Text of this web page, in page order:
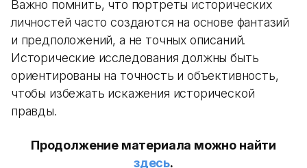
Важно помнить, что портреты исторических
личностей часто создаются на основе фантазий
и предположений, а не точных описаний.
Исторические исследования должны быть
ориентированы на точность и объективность,
чтобы избежать искажения исторической
правды.
Продолжение материала можно найти
здесь.